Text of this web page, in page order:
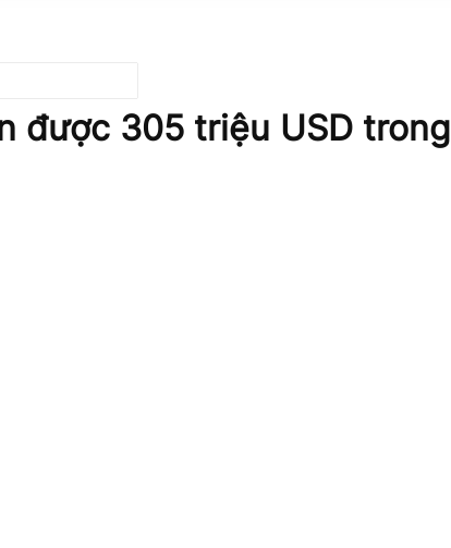
được 305 triệu USD trong